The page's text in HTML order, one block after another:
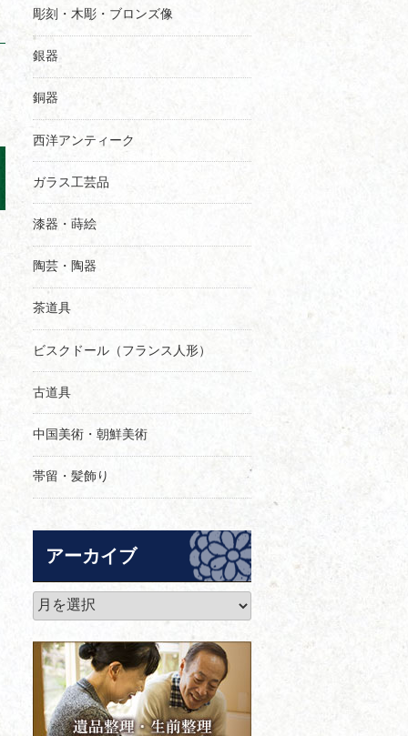
彫刻・木彫・ブロンズ像
銀器
銅器
西洋アンティーク
ガラス工芸品
漆器・蒔絵
陶芸・陶器
茶道具
ビスクドール（フランス人形）
古道具
中国美術・朝鮮美術
帯留・髪飾り
アーカイブ
ア
ー
カ
イ
ブ